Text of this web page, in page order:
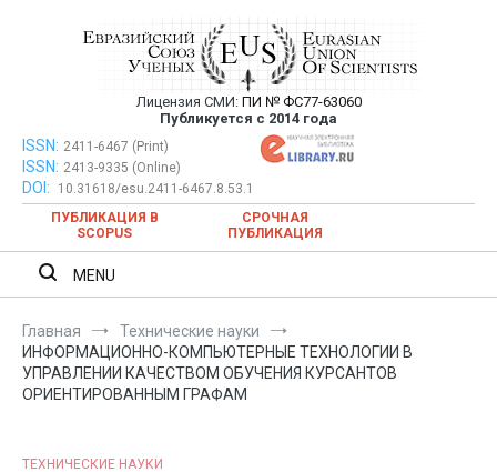
Евразийский Союз Ученых —
публикация научных статей в
ежемесячном научном журнале
Лицензия СМИ: ПИ № ФС77-63060
Публикуется с 2014 года
Евразийский Союз Ученых — публикация научных статей в
ежемесячном научном журнале
ISSN: 2411-6467 (Print)
ISSN: 2413-9335 (Online)
DOI:
10.31618/esu.2411-6467.8.53.1
ПУБЛИКАЦИЯ В
SCOPUS
СРОЧНАЯ
ПУБЛИКАЦИЯ
MENU
Главная
Технические науки
ИНФОРМАЦИОННО-КОМПЬЮТЕРНЫЕ ТЕХНОЛОГИИ В
УПРАВЛЕНИИ КАЧЕСТВОМ ОБУЧЕНИЯ КУРСАНТОВ
ОРИЕНТИРОВАННЫМ ГРАФАМ
ТЕХНИЧЕСКИЕ НАУКИ